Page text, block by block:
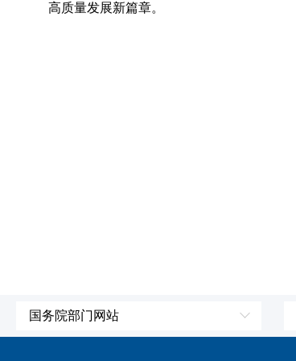
高质量发展新篇章。
国务院部门网站